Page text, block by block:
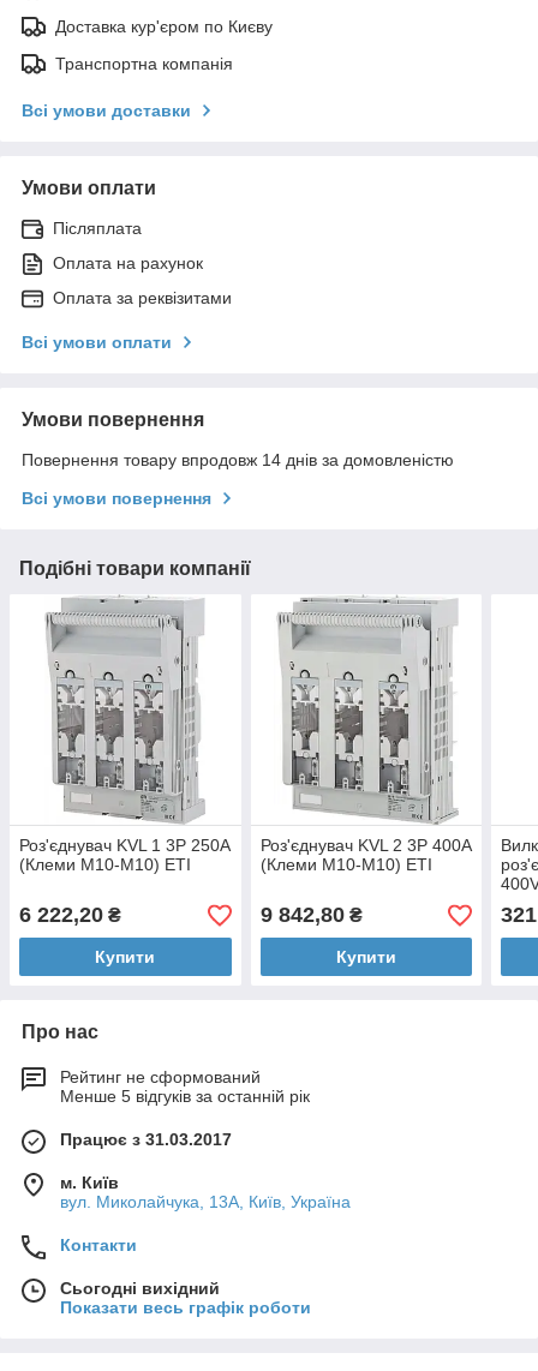
Доставка кур'єром по Києву
Транспортна компанія
Всі умови доставки
Умови оплати
Післяплата
Оплата на рахунок
Оплата за реквізитами
Всі умови оплати
Умови повернення
Повернення товару впродовж 14 днів за домовленістю
Всі умови повернення
Подібні товари компанії
Роз'єднувач KVL 1 3P 250A
(Клеми M10-M10) ETI
6 222,20 ₴
Купити
Роз'єднувач KVL 2 3P 400A
(Клеми M10-M10) ETI
9 842,80₴
Купити
Про нас
Рейтинг не сформований
Менше 5 відгуків за останній рік
Працює з 31.03.2017
м. Київ
вул. Миколайчука, 13А, Київ, Україна
Контакти
Сьогодні вихідний
Показати весь графік роботи